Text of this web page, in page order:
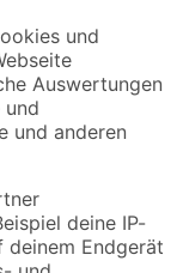
verpassen!